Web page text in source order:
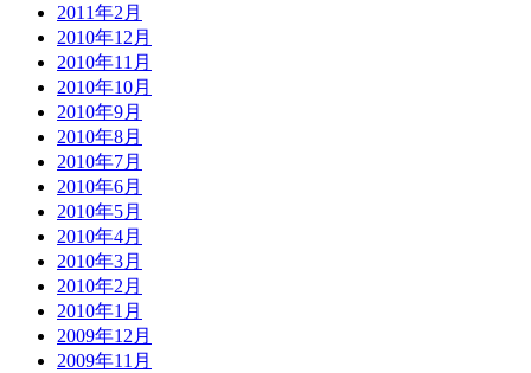
2011年2月
2010年12月
2010年11月
2010年10月
2010年9月
2010年8月
2010年7月
2010年6月
2010年5月
2010年4月
2010年3月
2010年2月
2010年1月
2009年12月
2009年11月